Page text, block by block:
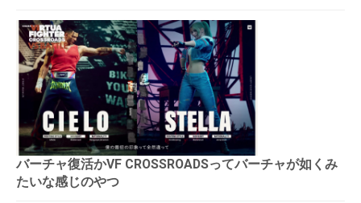
バーチャ復活かVF CROSSROADSってバーチャが如くみ
たいな感じのやつ